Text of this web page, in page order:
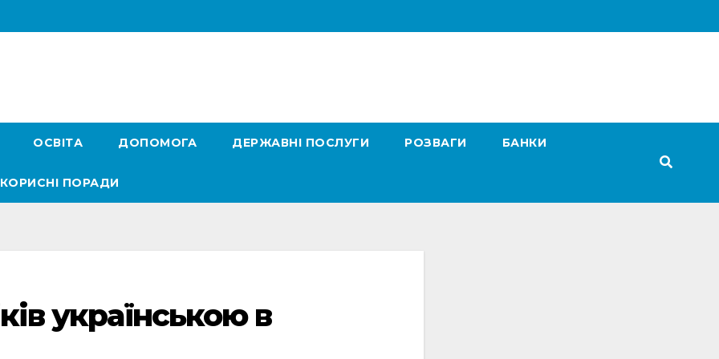
ОСВІТА ДОПОМОГА ДЕРЖАВНІ ПОСЛУГИ РОЗВАГИ БАНКИ
КОРИСНІ ПОРАДИ
українською в